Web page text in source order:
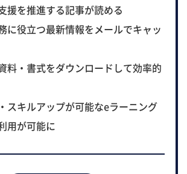
援を推進する記事が読める
に役立つ最新情報をメールでキャッ
料・書式をダウンロードして効率的
スキルアップが可能なeラーニング
用が可能に